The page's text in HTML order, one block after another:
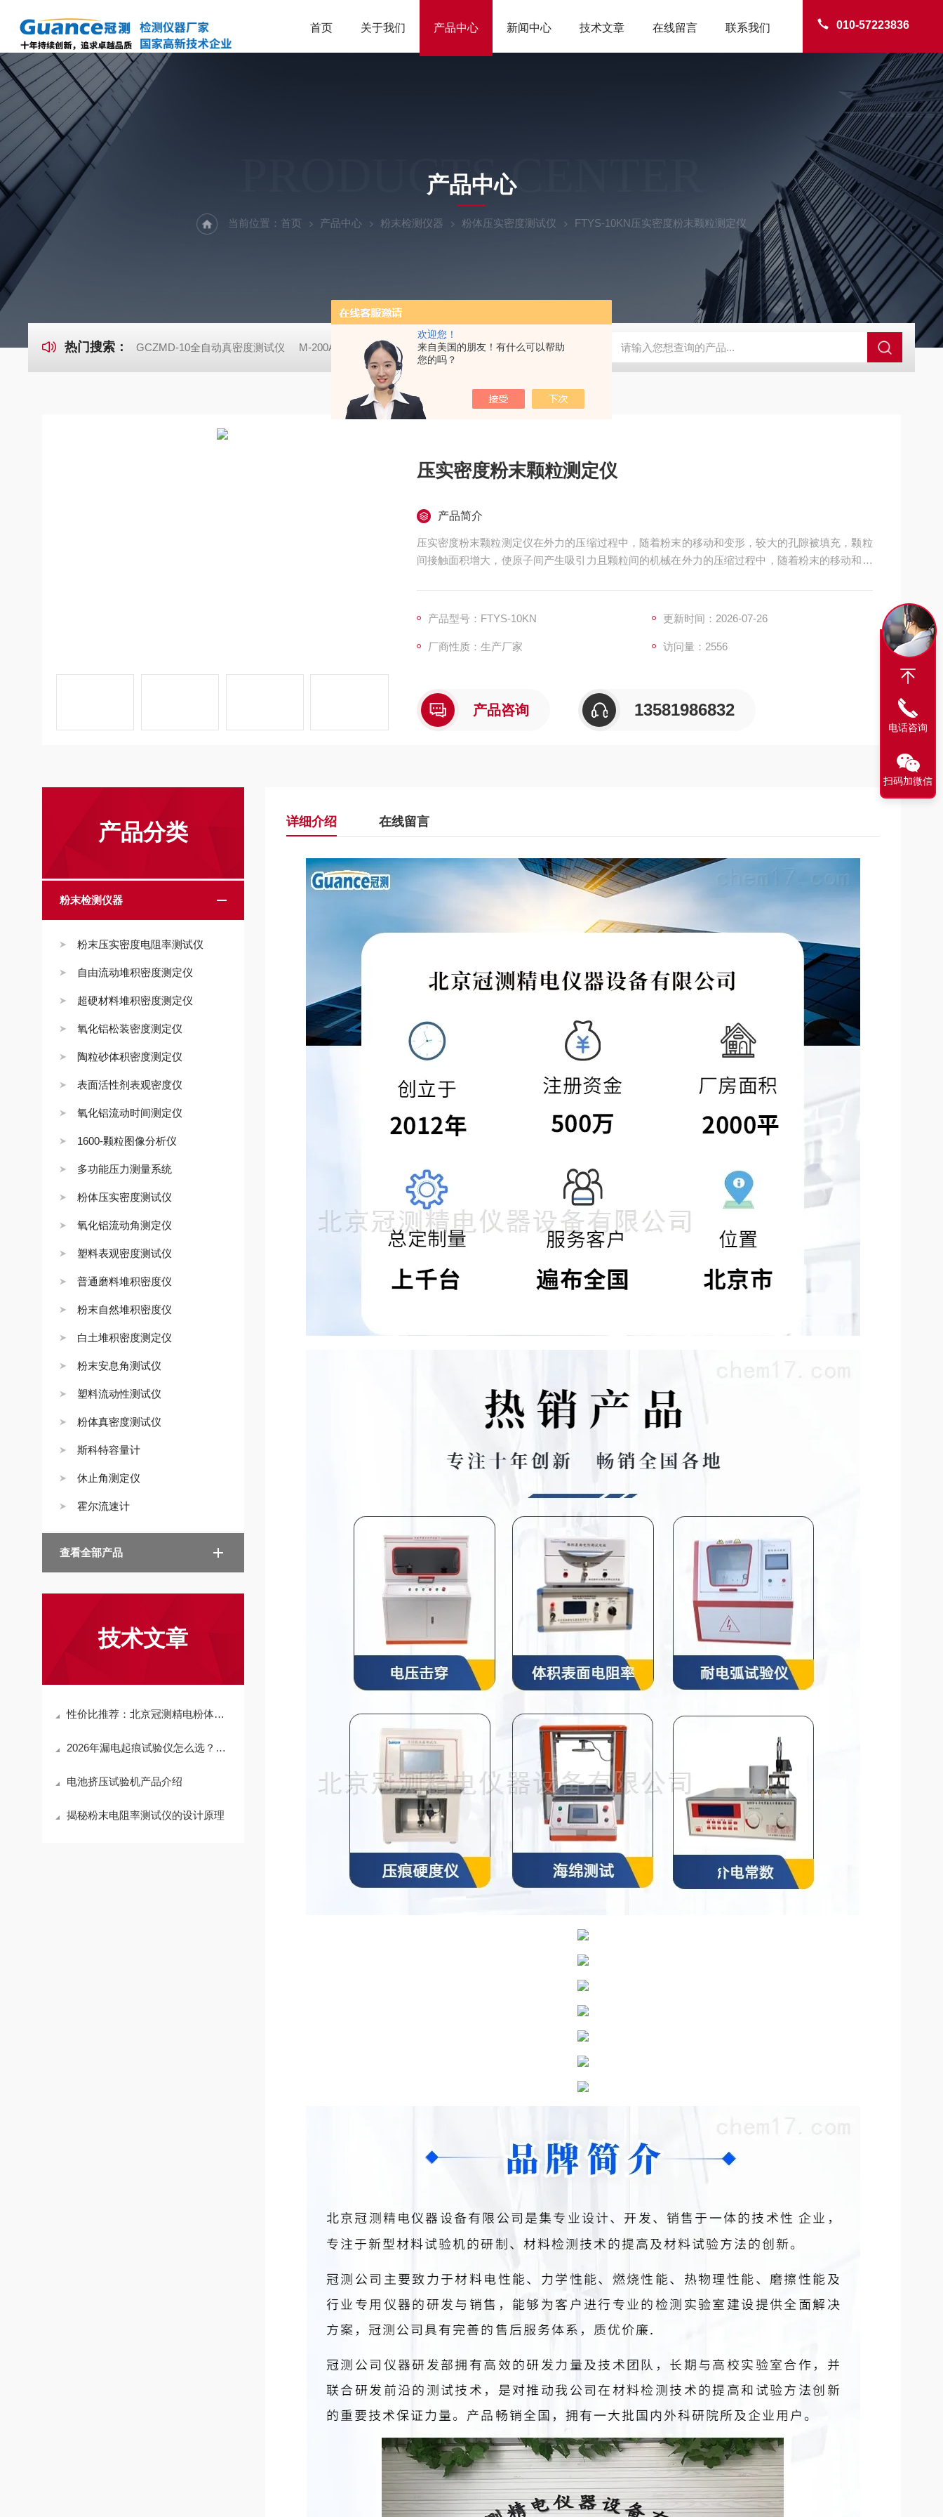
欢迎您！
来自美国的朋友！有什么可以帮助
您的吗？
010-57223836
首页 关于我们 产品中心 新闻中心 技术文章 在线留言 联系我们
PRODUCTS CENTER
产品中心
当前位置： 首页 产品中心 粉末检测仪器 粉体压实密度测试仪 FTYS-10KN压实密度粉末颗粒测定仪
热门搜索： GCZMD-10全自动真密度测试仪 M-200A微动摩擦磨损实验机 GCDDJ-50Kv电压击穿试验仪-微机控制 GCDDJ-50Kv绝缘材料电压击穿强度试验机 GCDDJ-100Kv
压实密度粉末颗粒测定仪
产品简介
压实密度粉末颗粒测定仪在外力的压缩过程中，随着粉末的移动和变形，较大的孔隙被填充，颗粒
间接触面积增大，使原子间产生吸引力且颗粒间的机械在外力的压缩过程中，随着粉末的移动和变
压实密度的计算公式：压实密度=面作用增强，从而形成具有一定密度和强度的压坯。
产品型号：FTYS-10KN 更新时间：2026-07-26
厂商性质：生产厂家 访问量：2556
产品咨询 13581986832
产品分类
粉末检测仪器
粉末压实密度电阻率测试仪
自由流动堆积密度测定仪
超硬材料堆积密度测定仪
氧化铝松装密度测定仪
陶粒砂体积密度测定仪
表面活性剂表观密度仪
氧化铝流动时间测定仪
1600-颗粒图像分析仪
多功能压力测量系统
粉体压实密度测试仪
氧化铝流动角测定仪
塑料表观密度测试仪
普通磨料堆积密度仪
粉末自然堆积密度仪
白土堆积密度测定仪
粉末安息角测试仪
塑料流动性测试仪
粉体真密度测试仪
斯科特容量计
休止角测定仪
霍尔流速计
查看全部产品
技术文章
性价比推荐：北京冠测精电粉体压实密度测试仪的生产标准与质量控制体系揭秘
2026年漏电起痕试验仪怎么选？从核心指标到厂家筛选，一篇讲透选购逻辑
电池挤压试验机产品介绍
揭秘粉末电阻率测试仪的设计原理
详细介绍 在线留言
电话咨询
扫码加微信